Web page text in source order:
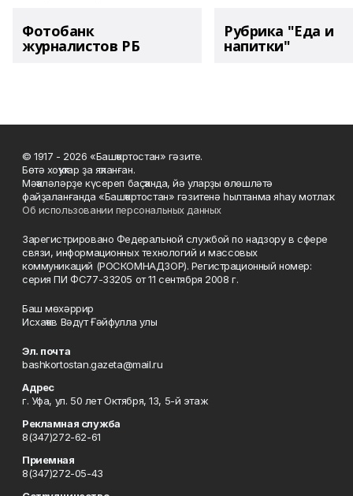
Фотобанк
журналистов РБ
Рубрика "Еда и
напитки"
© 1917 - 2026 «Башҡортостан» гәзите.
Бөтә хоҡуҡтар ҙа яҡланған.
Мәҡәләләрҙе күсереп баҫҡанда, йә уларҙы өлөшләтә
файҙаланғанда «Башҡортостан» гәзитенә һылтанма яһау мотлаҡ.
Об использовании персональных данных
Зарегистрировано Федеральной службой по надзору в сфере
связи, информационных технологий и массовых
коммуникаций (РОСКОМНАДЗОР). Регистрационный номер:
серия ПИ ФС77-33205 от 11 сентября 2008 г.
Баш мөхәррир
Исхаҡов Вәдүт Ғәйфулла улы
Эл. почта
bashkortostan.gazeta@mail.ru
Адрес
г. Уфа, ул. 50 лет Октября, 13, 5-й этаж
Рекламная служба
8(347)272-62-61
Приемная
8(347)272-05-43